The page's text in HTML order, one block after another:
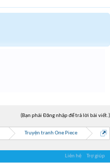
(Bạn phải Đăng nhập để trả lời bài viết.)
Truyện tranh One Piece
Liên hệ Trợ giúp